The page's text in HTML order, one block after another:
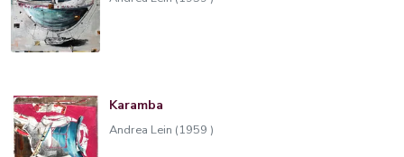
Karamba
Andrea Lein (1959 )